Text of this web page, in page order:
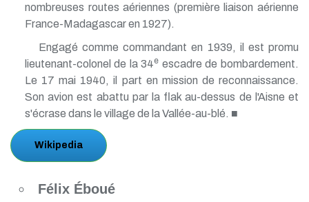
nombreuses routes aériennes (première liaison aérienne
France-Madagascar en 1927).
Engagé comme commandant en 1939, il est promu
lieutenant-colonel de la 34e escadre de bombardement.
Le 17 mai 1940, il part en mission de reconnaissance.
Son avion est abattu par la flak au-dessus de l'Aisne et
s'écrase dans le village de la Vallée-au-blé. ■
Wikipedia
Félix Éboué